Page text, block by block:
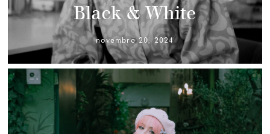
Black & White
novembre 20, 2024